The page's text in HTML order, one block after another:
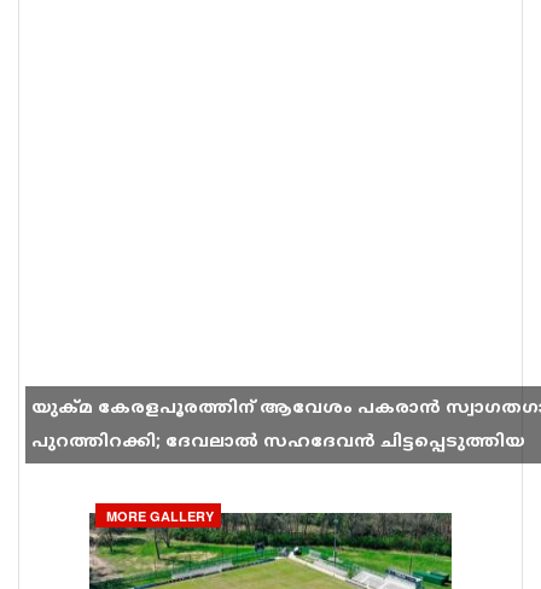
യുക്മ കേരളപൂരത്തിന് ആവേശം പകരാൻ
പുറത്തിറക്കി; ദേവലാൽ സഹദേവൻ ചിട്ടപ്പെടുത്തിയ
MORE GALLERY